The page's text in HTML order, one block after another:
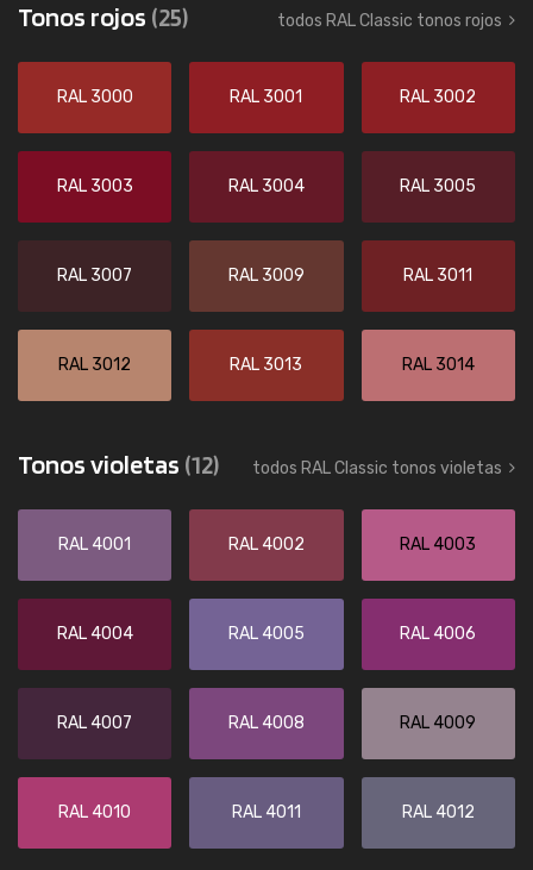
Tonos rojos (25) todos RAL Classic tonos rojos
RAL 3000 RAL 3001 RAL 3002
RAL 3003 RAL 3004 RAL 3005
RAL 3007 RAL 3009 RAL 3011
RAL 3012 RAL 3013 RAL 3014
Tonos violetas (12) todos RAL Classic tonos violetas
RAL 4001 RAL 4002 RAL 4003
RAL 4004 RAL 4005 RAL 4006
RAL 4007 RAL 4008 RAL 4009
RAL 4010 RAL 4011 RAL 4012